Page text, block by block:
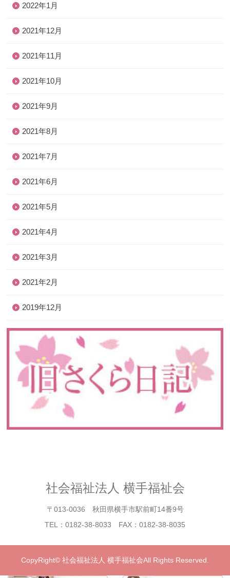
2022年1月
2021年12月
2021年11月
2021年10月
2021年9月
2021年8月
2021年7月
2021年6月
2021年5月
2021年4月
2021年3月
2021年2月
2019年12月
社会福祉法人 横手福祉会
〒013-0036 秋田県横手市駅前町14番9号
TEL：0182-38-8033 FAX：0182-38-8035
CopyRight© 社会福祉法人 横手福祉会All Rights Reserved.